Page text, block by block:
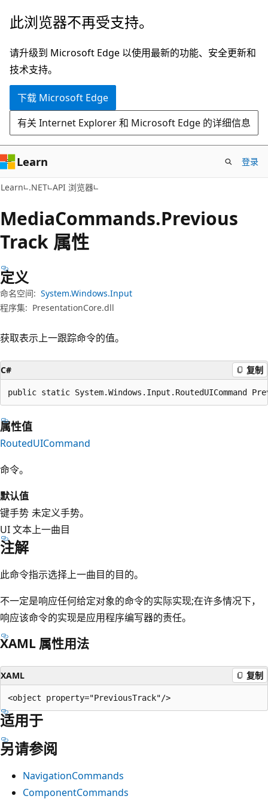
跳
主
要
内
跳
页
内
导
此浏览器不再受支持。
请升级到 Microsoft Edge 以使用最新的功能、安全更新和
技术支持。
下载 Microsoft Edge
有关 Internet Explorer 和 Microsoft Edge 的详细信息
Learn 登录
Learn .NET API 浏览器
MediaCommands.Previous
Track 属性
定义
命名空间: System.Windows.Input
程序集: PresentationCore.dll
获取表示上一跟踪命令的值。
C# 复制
public static System.Windows.Input.RoutedUICommand
属性值
RoutedUICommand
命令。
默认值
键手势 未定义手势。
UI 文本上一曲目
注解
此命令指示选择上一曲目的目的。
不一定是响应任何给定对象的命令的实际实现;在许多情况下，
响应该命令的实现是应用程序编写器的责任。
XAML 属性用法
XAML 复制
适用于
另请参阅
NavigationCommands
ComponentCommands